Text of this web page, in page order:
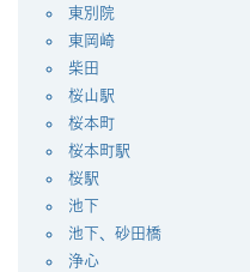
東別院
東岡崎
柴田
桜山駅
桜本町
桜本町駅
桜駅
池下
池下、砂田橋
浄心